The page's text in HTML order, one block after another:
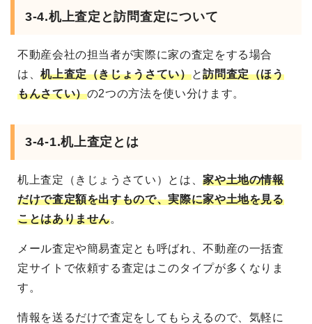
3-4.机上査定と訪問査定について
不動産会社の担当者が実際に家の査定をする場合
は、机上査定（きじょうさてい）と訪問査定（ほう
もんさてい）の2つの方法を使い分けます。
3-4-1.机上査定とは
机上査定（きじょうさてい）とは、家や土地の情報
だけで査定額を出すもので、実際に家や土地を見る
ことはありません。
メール査定や簡易査定とも呼ばれ、不動産の一括査
定サイトで依頼する査定はこのタイプが多くなりま
す。
情報を送るだけで査定をしてもらえるので、気軽に